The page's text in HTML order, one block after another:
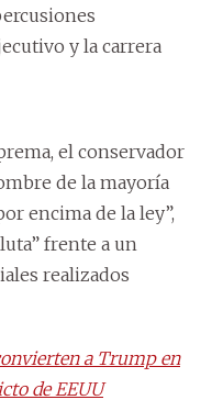
y la carrera
el conservador
de la mayoría
encima de la ley”,
frente a un
realizados
a Trump en
de EEUU